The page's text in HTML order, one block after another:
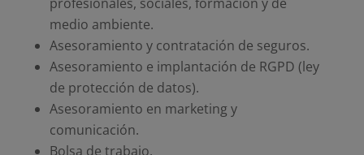
medio ambiente.
Asesoramiento y contratación de seguros.
Asesoramiento e implantación de RGPD (ley
de protección de datos).
Asesoramiento en marketing y
comunicación.
Bolsa de trabajo.